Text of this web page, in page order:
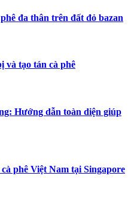
đa thân trên đất đỏ bazan
và tạo tán cà phê
Hướng dẫn toàn diện giúp
phê Việt Nam tại Singapore